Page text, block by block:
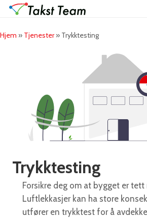
Hjem » Tjenester» Trykktesting
Trykktesting
Forsikre deg om at bygget er tett
Luftlekkasjer kan ha store
utfører en trykktest for å